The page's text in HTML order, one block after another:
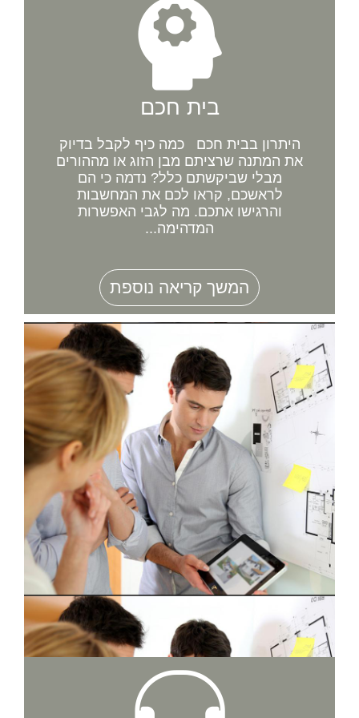
בית חכם
היתרון בבית חכם כמה כיף לקבל בדיוק
את המתנה שרציתם מבן הזוג או מההורים
מבלי שביקשתם כלל? נדמה כי הם
לראשכם, קראו לכם את המחשבות
והרגישו אתכם. מה לגבי האפשרות
המדהימה...
המשך קריאה נוספת